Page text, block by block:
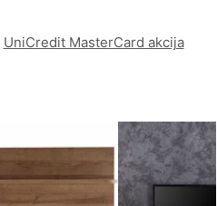
UniCredit MasterCard akcija